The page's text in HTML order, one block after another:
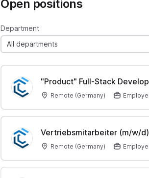
Open positions
Department
All departments
"Product" Full-Stack
Remote (Germany)
Vertriebsmitarbeiter (m/w/d)
Remote (Germany)